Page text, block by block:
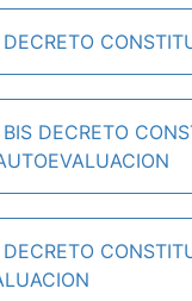
DECRETO